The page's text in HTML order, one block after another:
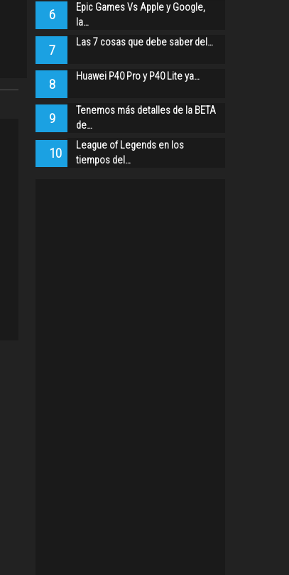
6
Epic Games Vs Apple y Google,
la…
7 Las 7 cosas que debe saber del…
8 Huawei P40 Pro y P40 Lite ya…
9
Tenemos más detalles de la BETA
de…
10
League of Legends en los
tiempos del…